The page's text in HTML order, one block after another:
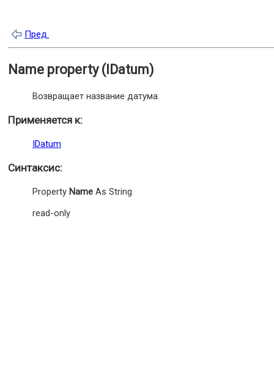
Пред.
Name property (IDatum)
Возвращает название датума.
Применяется к:
IDatum
Синтаксис:
Property Name As String
read-only